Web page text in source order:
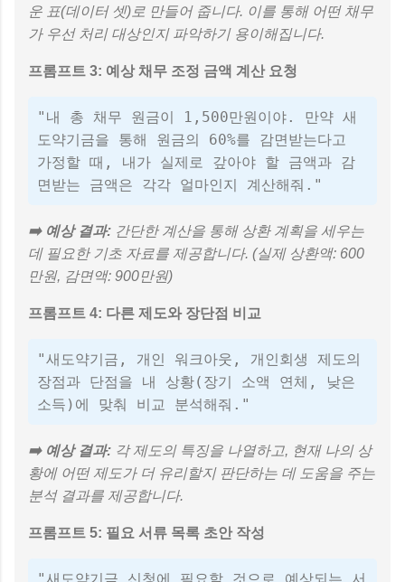
운 표(데이터 셋)로 만들어 줍니다. 이를 통해 어떤 채무
가 우선 처리 대상인지 파악하기 용이해집니다.
프롬프트 3: 예상 채무 조정 금액 계산 요청
"내 총 채무 원금이 1,500만원이야. 만약 새
도약기금을 통해 원금의 60%를 감면받는다고
가정할 때, 내가 실제로 갚아야 할 금액과 감
면받는 금액은 각각 얼마인지 계산해줘."
➡️ 예상 결과: 간단한 계산을 통해 상환 계획을 세우는
데 필요한 기초 자료를 제공합니다. (실제 상환액: 600
만원, 감면액: 900만원)
프롬프트 4: 다른 제도와 장단점 비교
"새도약기금, 개인 워크아웃, 개인회생 제도의
장점과 단점을 내 상황(장기 소액 연체, 낮은
소득)에 맞춰 비교 분석해줘."
➡️ 예상 결과: 각 제도의 특징을 나열하고, 현재 나의 상
황에 어떤 제도가 더 유리할지 판단하는 데 도움을 주는
분석 결과를 제공합니다.
프롬프트 5: 필요 서류 목록 초안 작성
"새도약기금 신청에 필요할 것으로 예상되는 서